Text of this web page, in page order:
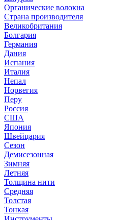
Органические волокна
Страна производителя
Великобритания
Болгария
Германия
Дания
Испания
Италия
Непал
Норвегия
Перу
Россия
США
Япония
Швейцария
Сезон
Демисезонная
Зимняя
Летняя
Толщина нити
Средняя
Толстая
Тонкая